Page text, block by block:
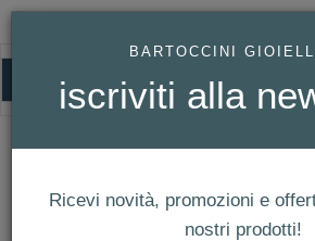
HOMEPAGE
OROLOGIO SMARTWATCH SMARTY 2.0
Amoled Ref. SW070F
BARTOCCINI
iscriviti alla
Ricevi novità, promozioni e
nostri prodotti!